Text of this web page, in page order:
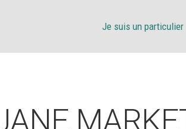
Je suis un particulier